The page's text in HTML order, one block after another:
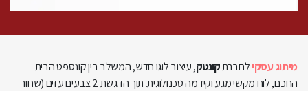
מיתוג עסקילחברתקונטק, עיצוב לוגו חדש, המשלב בין קונספט הבית
החכם, לוח מקשי מגע וקידמה טכנולוגית. תוך הדגשת 2 צבעים עזים (שחור